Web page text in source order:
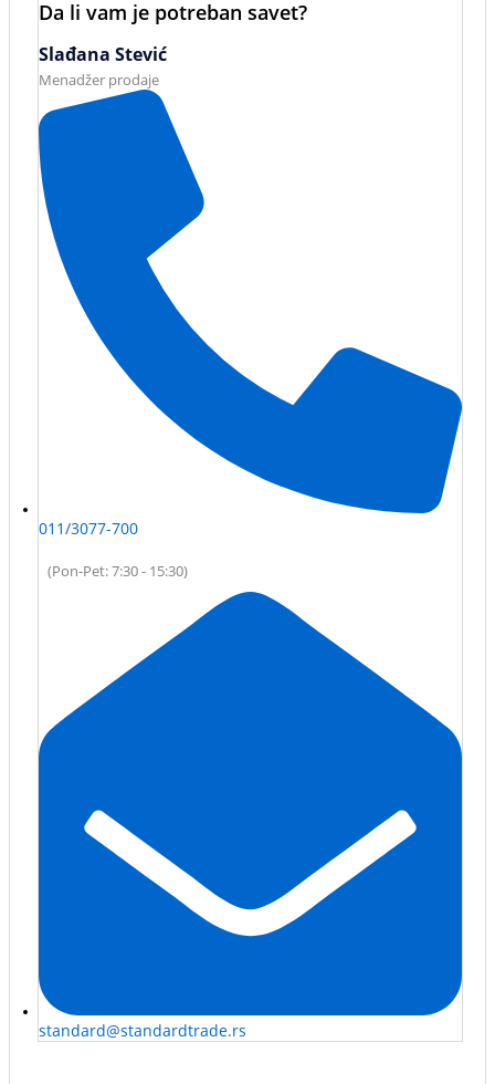
Da li vam je potreban savet?
Slađana Stević
Menadžer prodaje
011/3077-700
(Pon-Pet: 7:30 - 15:30)
standard@standardtrade.rs